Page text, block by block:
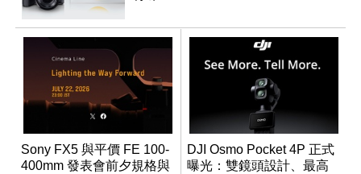
Sony FX5 與平價 FE 100-
400mm 發表會前夕規格與
DJI Osmo Pocket 4P 正式
曝光：雙鏡頭設計、最高